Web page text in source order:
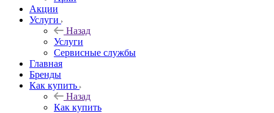
Акции
Услуги
Назад
Услуги
Сервисные службы
Главная
Бренды
Как купить
Назад
Как купить